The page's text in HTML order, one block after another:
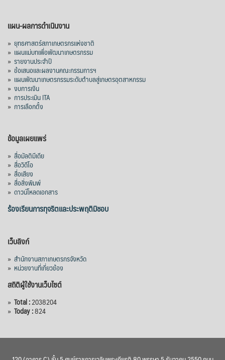
แผน-ผลการดำเนินงาน
» ยุทธศาสตร์สภาเกษตรกรแห่งชาติ
» แผนแม่บทเพื่อพัฒนาเกษตรกรรม
» รายงานประจำปี
» ข้อเสนอและผลงานคณะกรรมการฯ
» แผนพัฒนาเกษตรกรรมระดับตำบลสู่เกษตรอุตสาหกรรม
» งบการเงิน
» การประเมิน ITA
» การเลือกตั้ง
ข้อมูลเผยแพร่
» สื่อมัลติมีเดีย
» สื่อวิดีโอ
» สื่อเสียง
» สื่อสิ่งพิมพ์
» ดาวน์โหลดเอกสาร
ร้องเรียนการทุจริตและประพฤติมิชอบ
เว็บลิงก์
» สำนักงานสภาเกษตรกรจังหวัด
» หน่วยงานที่เกี่ยวข้อง
สถิติผู้ใช้งานเว็บไซต์
» Total :2038204
» Today :824